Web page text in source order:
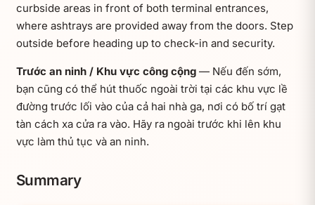
curbside areas in front of both terminal entrances,
where ashtrays are provided away from the doors. Step
outside before heading up to check-in and security.
Trước an ninh / Khu vực công cộng— Nếu đến sớm,
bạn cũng có thể hút thuốc ngoài trời tại các khu vực lề
đường trước lối vào của cả hai nhà ga, nơi có bố trí gạt
tàn cách xa cửa ra vào. Hãy ra ngoài trước khi lên khu
vực làm thủ tục và an ninh.
Summary